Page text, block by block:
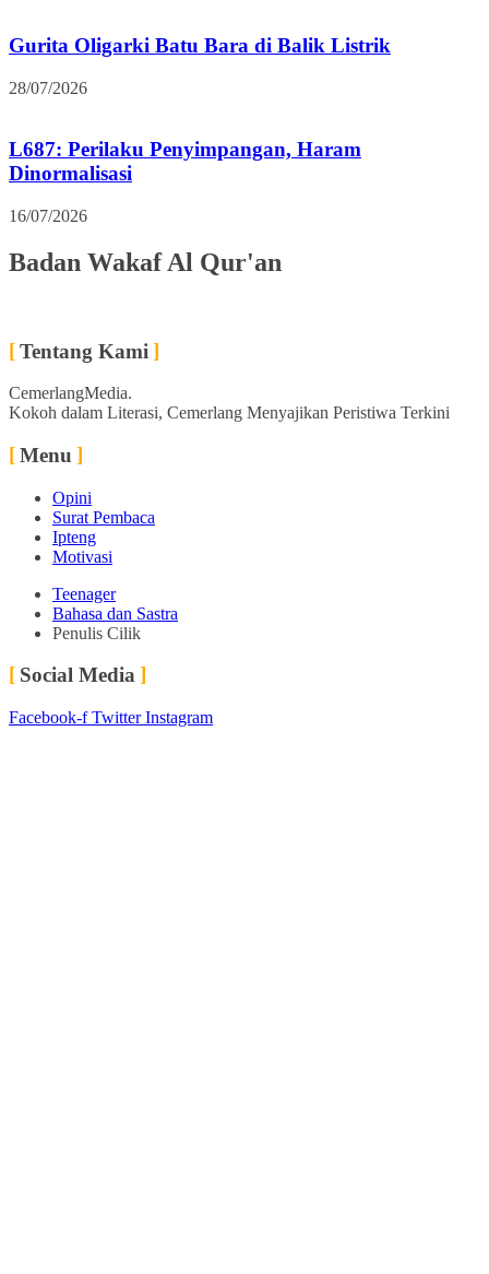
Gurita Oligarki Batu Bara di Balik Listrik
28/07/2026
L687: Perilaku Penyimpangan, Haram
Dinormalisasi
16/07/2026
Badan Wakaf Al Qur'an
Tentang Kami
CemerlangMedia.
Kokoh dalam Literasi, Cemerlang Menyajikan Peristiwa Terkini
Menu
Opini
Surat Pembaca
Ipteng
Motivasi
Teenager
Bahasa dan Sastra
Penulis Cilik
Social Media
Facebook-f Twitter Instagram